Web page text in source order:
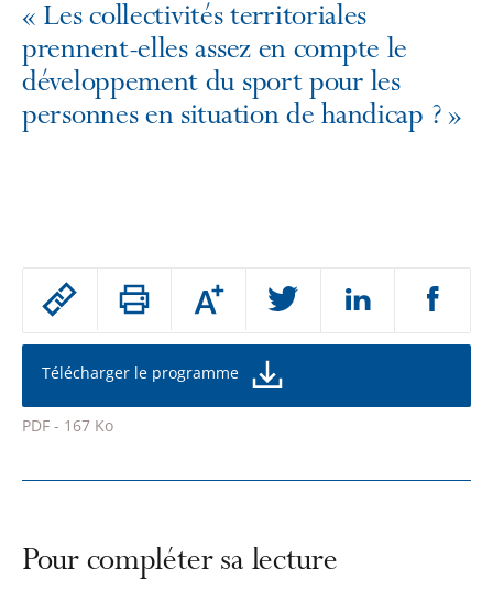
Passer
partage
de
l'article
pour
Augmenter
ou
la
de
police
Télécharger le programme
PDF - 167 Ko
le
l'article
« Les collectivités territoriales
prennent-elles assez en compte le
développement du sport pour les
personnes en situation de handicap ?»
Pour compléter sa lecture